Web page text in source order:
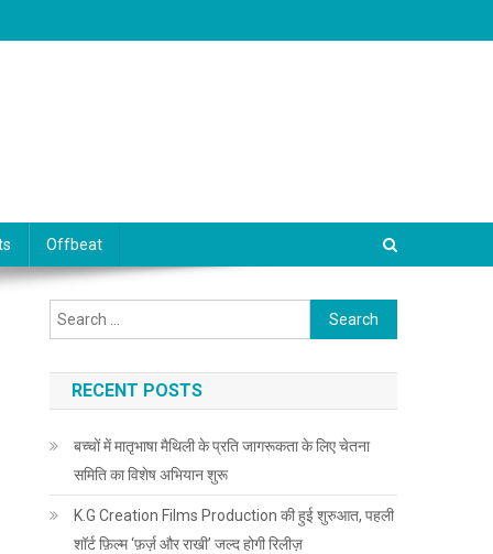
Offbeat
Search for:
RECENT POSTS
बच्चों में मातृभाषा मैथिली के प्रति जागरूकता के लिए चेतना
समिति का विशेष अभियान शुरू
K.G Creation Films Production की हुई शुरुआत, पहली
शॉर्ट फ़िल्म ‘फ़र्ज़ और राखी’ जल्द होगी रिलीज़